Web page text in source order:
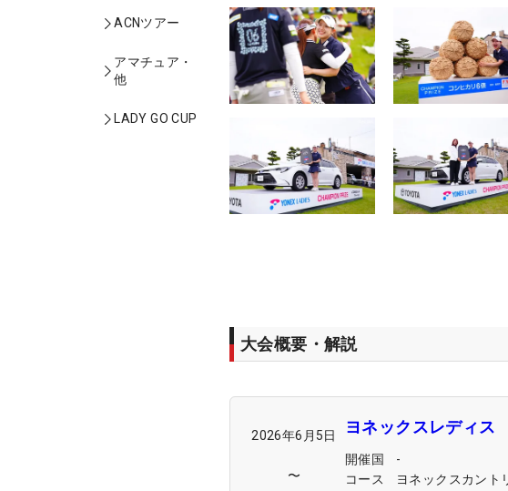
ACNツアー
アマチュア・
他
LADY GO CUP
大会概要・解説
2026年6月5日
〜
ヨネックスレディス
開催国
-
コース
ヨネックスカント